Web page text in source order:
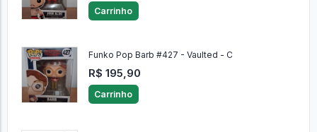
Carrinho
Funko Pop Barb #427 - Vaulted - C
R$ 195,90
Carrinho